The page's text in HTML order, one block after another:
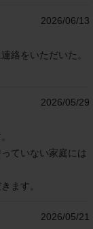
2026/06/13
絡をいただいた。
2026/05/29
ていない家庭には
ます。
2026/05/21